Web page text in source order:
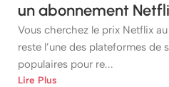
un abonnement
Vous cherchez le prix Netflix
reste l’une des plateformes de
populaires pour re...
Lire Plus
etshop